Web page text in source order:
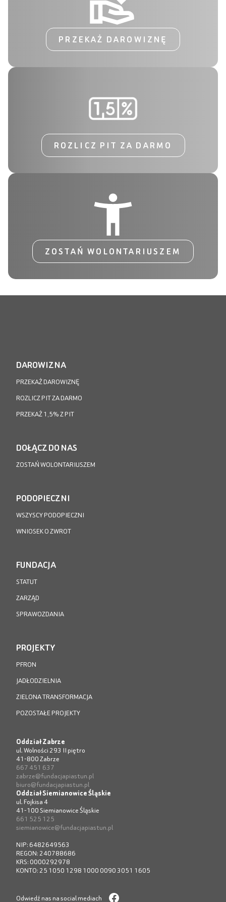
PRZEKAŻ DAROWIZNĘ
ROZLICZ PIT ZA DARMO
ZOSTAŃ WOLONTARIUSZEM
DAROWIZNA
PRZEKAŻ DAROWIZNĘ
ROZLICZ PIT ZA DARMO
PRZEKAŻ 1,5% Z PIT
DOŁĄCZ DO NAS
ZOSTAŃ WOLONTARIUSZEM
PODOPIECZNI
WSZYSCY PODOPIECZNI
WNIOSEK O ZWROT
FUNDACJA
STATUT
ZARZĄD
SPRAWOZDANIA
PROJEKTY
PFRON
JADŁODZIELNIA
ZIELONA TRANSFORMACJA
POZOSTAŁE PROJEKTY
Oddział Zabrze
ul. Wolności 293 II piętro
41-800 Zabrze
667 451 637
zabrze@fundacjapiastun.pl
biuro@fundacjapiastun.pl
Oddział Siemianowice Śląskie
ul. Fojkisa 4
41-100 Siemianowice Śląskie
661 525 125
siemianowice@fundacjapiastun.pl
NIP: 6482649563
REGON: 240788686
KRS: 0000292978
KONTO: 25 1050 1298 1000 0090 3051 1605
Odwiedź nas na social mediach